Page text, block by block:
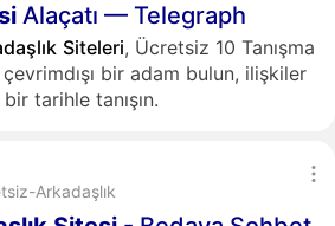
Alaçatı — Telegraph
Siteleri, Ücretsiz 10 Tanışma
bir adam bulun, ilişkiler
tarihle tanışın.
Arkadaşlık